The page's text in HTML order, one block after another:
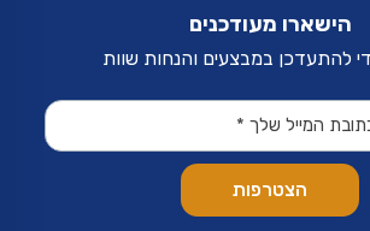
הישארו מעודכנים
להתעדכן במבצעים והנחות שוות